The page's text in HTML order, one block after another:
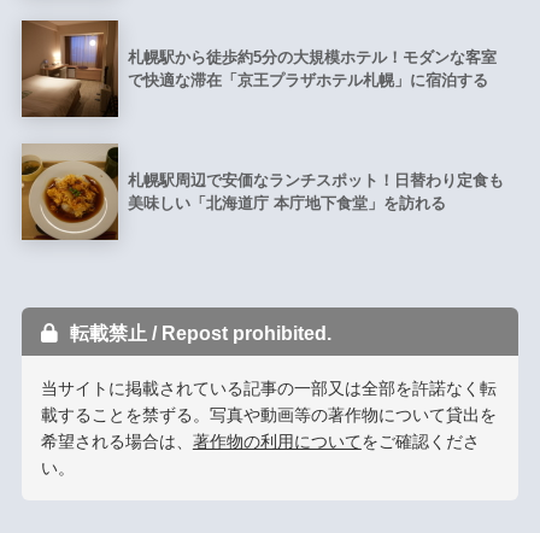
札幌駅から徒歩約5分の大規模ホテル！モダンな客室
で快適な滞在「京王プラザホテル札幌」に宿泊する
札幌駅周辺で安価なランチスポット！日替わり定食も
美味しい「北海道庁 本庁地下食堂」を訪れる
転載禁止 / Repost prohibited.
当サイトに掲載されている記事の一部又は全部を許諾なく転
載することを禁ずる。写真や動画等の著作物について貸出を
希望される場合は、 著作物の利用についてをご確認くださ
い。